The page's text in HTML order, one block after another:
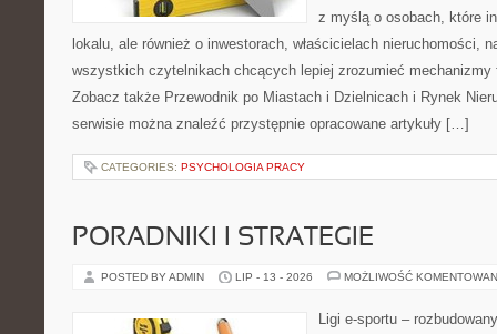
z myślą o osobach, które
lokalu, ale również o inwestorach, właścicielach nieruchomości,
wszystkich czytelnikach chcących lepiej zrozumieć mechanizmy
Zobacz także Przewodnik po Miastach i Dzielnicach i Rynek
serwisie można znaleźć przystępnie opracowane artykuły […]
CATEGORIES: PSYCHOLOGIA PRACY
PORADNIKI I STRATEGIE
POSTED BY ADMIN LIP - 13 - 2026 MOŻLIWOŚĆ
Ligi e-sportu –